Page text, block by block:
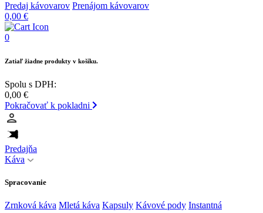
Predaj kávovarov Prenájom kávovarov
0,00 €
0
Zatiaľ žiadne produkty v košíku.
Spolu s DPH:
0,00 €
Pokračovať k pokladni
Predajňa
Káva
Spracovanie
Zrnková káva Mletá káva Kapsuly Kávové pody Instantná